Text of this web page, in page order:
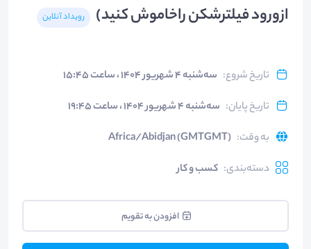
ازورود فیلترشکن راخاموش کنید)
رویداد آنلاین
تاریخ شروع: سه‌شنبه ۴ شهریور ۱۴۰۴ ، ساعت ۱۵:۴۵
تاریخ پایان: سه‌شنبه ۴ شهریور ۱۴۰۴ ، ساعت ۱۹:۴۵
به وقت:
Africa/Abidjan (GMTGMT)
دسته‌بندی: کسب و کار
افزودن به تقویم